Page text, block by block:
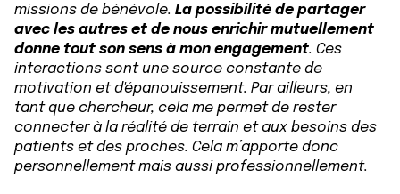
missions de bénévole. La possibilité de partager
avec les autres et de nous enrichir mutuellement
donne tout son sens à mon engagement. Ces
interactions sont une source constante de
motivation et d'épanouissement. Par ailleurs, en
tant que chercheur, cela me permet de rester
connecter à la réalité de terrain et aux besoins des
patients et des proches. Cela m’apporte donc
personnellement mais aussi professionnellement.